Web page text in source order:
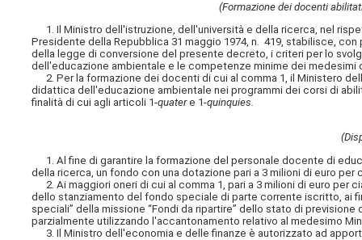
(Formazione dei docenti
1. Il Ministro dell'istruzione, dell'università e della ricerca, nel
Presidente della Repubblica 31 maggio 1974, n. 419, stabilisce,
della legge di conversione del presente decreto, i criteri per lo
dell'educazione ambientale e le competenze minime dei
2. Per la formazione dei docenti di cui al comma 1, il Ministero
didattica dell'educazione ambientale nei programmi dei corsi di
finalità di cui agli articoli 1-quatere 1-quinquies.
1. Al fine di garantire la formazione del personale docente di
della ricerca, un fondo con una dotazione pari a 3 milioni di euro per
2. Ai maggiori oneri di cui al comma 1, pari a 3 milioni di euro per
dello stanziamento del fondo speciale di parte corrente iscritto, ai
speciali” della missione “Fondi da ripartire” dello stato di
parzialmente utilizzando l'accantonamento relativo al medesimo
3. Il Ministro dell'economia e delle finanze è autorizzato ad